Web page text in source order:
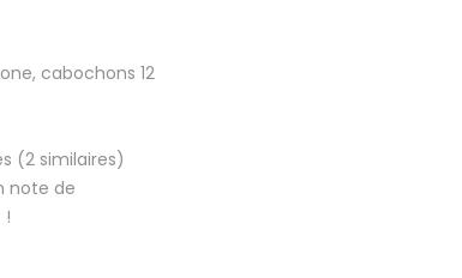
cabochons 12
(2 similaires)
note de
!